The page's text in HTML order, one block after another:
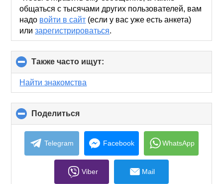
общаться с тысячами других пользователей, вам
надо войти в сайт (если у вас уже есть анкета)
илизарегистрироваться.
Также часто ищут:
to
contents
Найти знакомства
Поделиться
to
collapse
contents
Telegram Facebook WhatsApp
Viber Mail